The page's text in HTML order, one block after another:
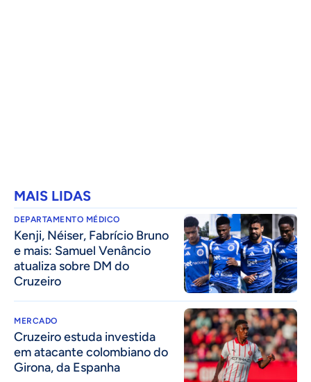
MAIS LIDAS
DEPARTAMENTO MÉDICO
Kenji, Néiser, Fabrício Bruno
e mais: Samuel Venâncio
atualiza sobre DM do
Cruzeiro
MERCADO
Cruzeiro estuda investida
em atacante colombiano do
Girona, da Espanha